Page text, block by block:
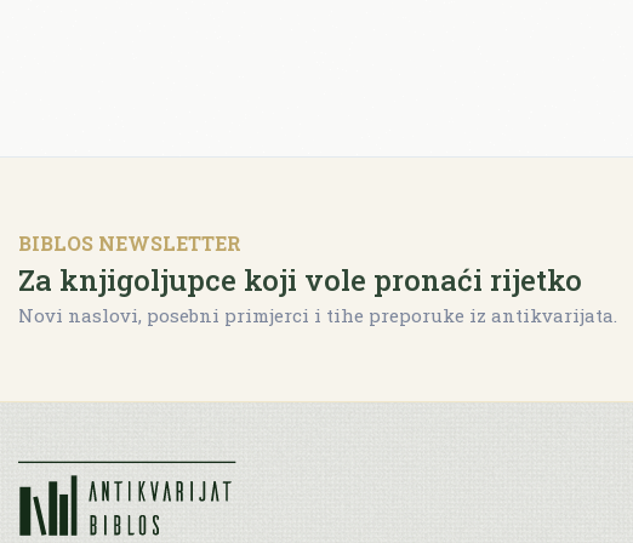
BIBLOS NEWSLETTER
Za knjigoljupce koji vole pronaći rijetko
Novi naslovi, posebni primjerci i tihe preporuke iz antikvarijata.